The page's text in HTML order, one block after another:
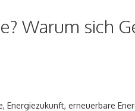
Warum sich
,Energiezukunft,erneuerbare